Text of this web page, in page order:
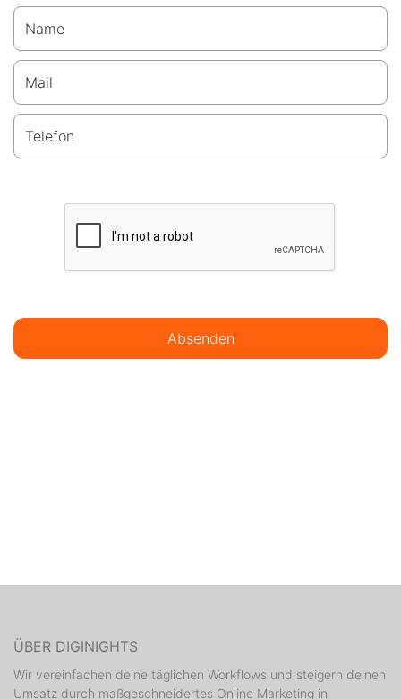
Name
Mail
Telefon
Absenden
ÜBER DIGINIGHTS
Wir vereinfachen deine täglichen Workflows und steigern deinen
Umsatz durch maßgeschneidertes Online Marketing in